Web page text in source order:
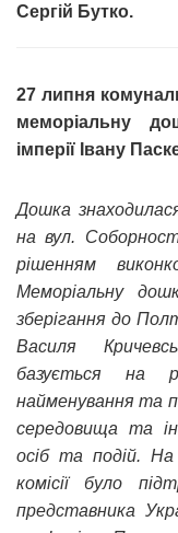
Сергій Бутко.
27 липня
меморіальну
імперії Івану
Дошка
на вул.
рішенням
Меморіальну
зберігання до
Василя
базується на
найменування та
середовища та
осіб та подій. На
комісії було
представника